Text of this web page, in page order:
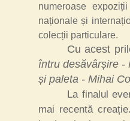
numeroase
naționale și
colecții particulare.
Cu acest
întru desăvârșire -
și paleta - Mihai
La finalul
mai recentă